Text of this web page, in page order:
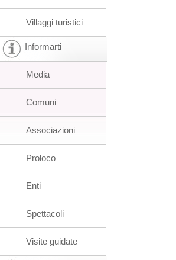
Villaggi turistici
Informarti
Media
Comuni
Associazioni
Proloco
Enti
Spettacoli
Visite guidate